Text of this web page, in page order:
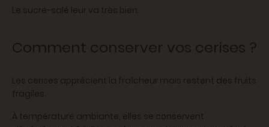
Le sucré-salé leur va très bien.
Comment conserver vos cerises ?
Les cerises apprécient la fraîcheur mais restent des fruits
fragiles.
À température ambiante, elles se conservent